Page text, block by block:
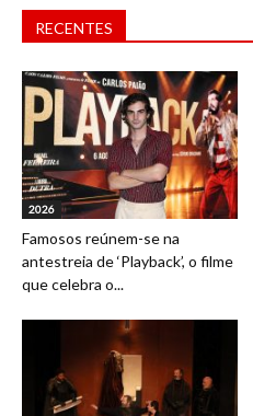
RECENTES
2026
Famosos reúnem-se na
antestreia de ‘Playback’, o filme
que celebra o...